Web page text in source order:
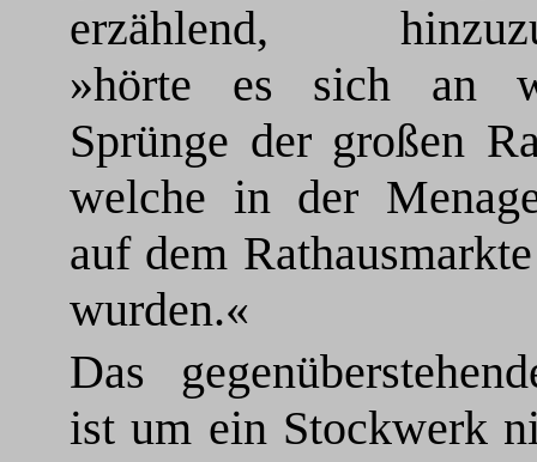
erzählend,
»hörte es sich an
Sprünge der großen
welche in der
auf dem
wurden.«
Das
ist um ein Stockwerk